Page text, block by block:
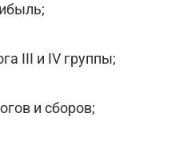
III и IV группы;
и сборов;